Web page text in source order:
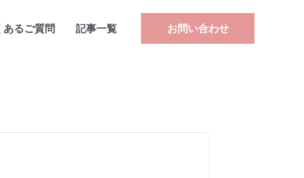
あるご質問 記事一覧 お問い合わせ